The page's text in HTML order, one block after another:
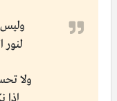
وليس
لنور
ولا